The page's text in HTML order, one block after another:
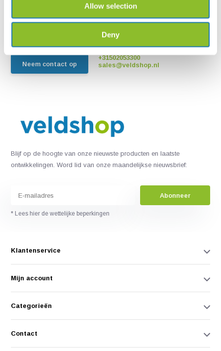
Allow selection
Deny
*Alle prijzen zijn inclusief BTW en andere heffingen en exclusief
eventuele verzend- en servicekosten
Neem contact op
+31502053300
sales@veldshop.nl
Blijf op de hoogte van onze nieuwste producten en laatste
ontwikkelingen. Word lid van onze maandelijkse nieuwsbrief:
Abonneer
* Lees hier de wettelijke beperkingen
Klantenservice
Mijn account
Categorieën
Contact